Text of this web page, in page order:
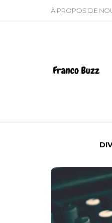
À PROPOS DE